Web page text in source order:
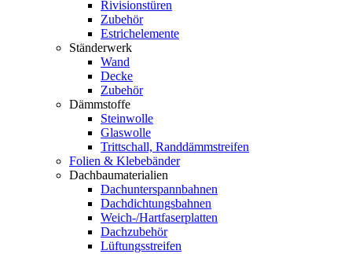
Rivisionstüren
Zubehör
Estrichelemente
Ständerwerk
Wand
Decke
Zubehör
Dämmstoffe
Steinwolle
Glaswolle
Trittschall, Randdämmstreifen
Folien & Klebebänder
Dachbaumaterialien
Dachunterspannbahnen
Dachdichtungsbahnen
Weich-/Hartfaserplatten
Dachzubehör
Lüftungsstreifen